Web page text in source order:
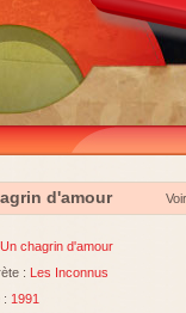
d'amour
Un chagrin d'amour
: Les Inconnus
: 1991